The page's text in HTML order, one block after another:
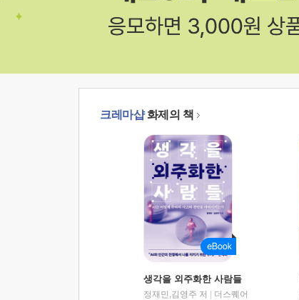
크레마샵화제의 책
생각을 외주화한 사람들
정재민,김영주 저
더스퀘어